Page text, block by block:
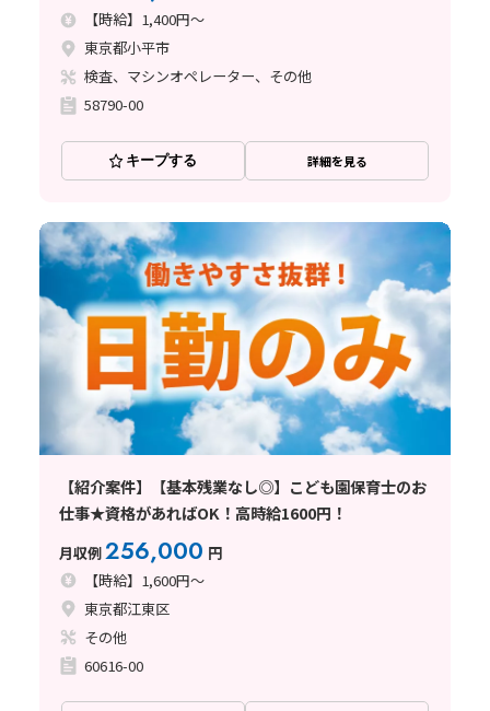
【時給】1,400円～
東京都小平市
検査、マシンオペレーター、その他
58790-00
キープする 詳細を見る
【紹介案件】【基本残業なし◎】こども園保育士のお
仕事★資格があればOK！高時給1600円！
月収例256,000 円
【時給】1,600円～
東京都江東区
その他
60616-00